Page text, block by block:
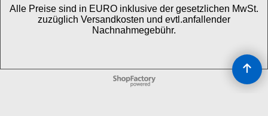
Alle Preise sind in EURO inklusive der gesetzlichen MwSt.
zuzüglich Versandkosten und evtl.anfallender
Nachnahmegebühr.
WebShop erstellt mit
ShopFactory Shop